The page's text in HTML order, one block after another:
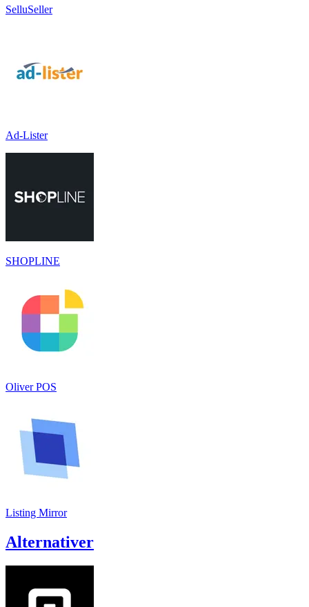
SelluSeller
Ad-Lister
SHOPLINE
Oliver POS
Listing Mirror
Alternativer